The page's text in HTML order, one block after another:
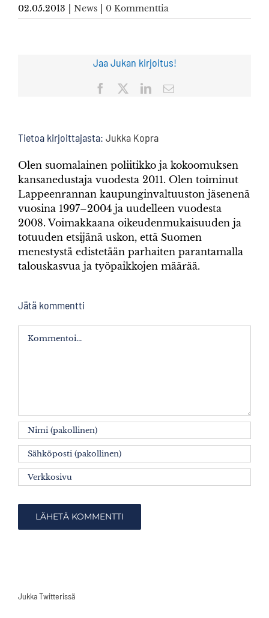
02.05.2013 News 0 Kommenttia
Jaa Jukan kirjoitus!
Facebook LinkedInSähköposti
Tietoa kirjoittajasta: Jukka Kopra
Olen suomalainen poliitikko ja kokoomuksen
kansanedustaja vuodesta 2011. Olen toiminut
Lappeenrannan kaupunginvaltuuston jäsenenä
vuosina 1997–2004 ja uudelleen vuodesta
2008. Voimakkaana oikeudenmukaisuuden ja
totuuden etsijänä uskon, että Suomen
menestystä edistetään parhaiten parantamalla
talouskasvua ja työpaikkojen määrää.
Jätä kommentti
Kommentti
Jukka Twitterissä